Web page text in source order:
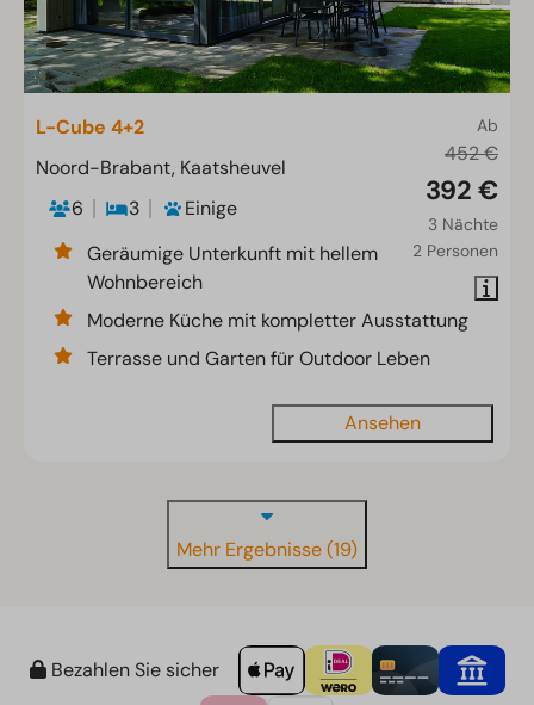
Ab
452 €
392 €
3 Nächte
2 Personen
L-Cube 4+2
Noord-Brabant, Kaatsheuvel
6
3
Einige
Geräumige Unterkunft mit hellem
Wohnbereich
Moderne Küche mit kompletter Ausstattung
Terrasse und Garten für Outdoor Leben
Ansehen
Mehr Ergebnisse (19)
Bezahlen Sie sicher